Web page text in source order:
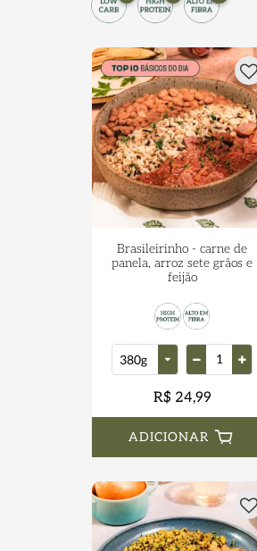
Brasileirinho - carne de
panela, arroz sete grãos e
feijão
R$ 24,99
ADICIONAR